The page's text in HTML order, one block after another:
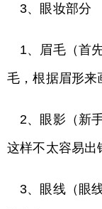
3、眼妆部分
1、眉毛（首
毛，根据眉形来
2、眼影（新
这样不太容易出
3、眼线（眼